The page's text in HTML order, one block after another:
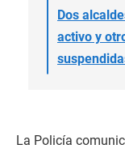
Dos
activo y
La Policía